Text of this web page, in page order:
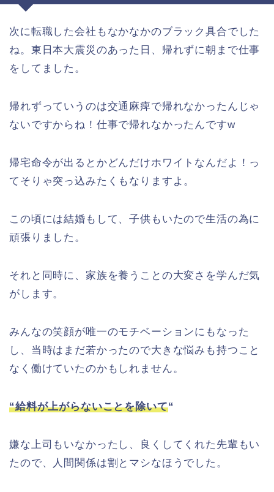
次に転職した会社もなかなかのブラック具合でした
ね。東日本大震災のあった日、帰れずに朝まで仕事
をしてました。
帰れずっていうのは交通麻痺で帰れなかったんじゃ
ないですからね！仕事で帰れなかったんですw
帰宅命令が出るとかどんだけホワイトなんだよ！っ
てそりゃ突っ込みたくもなりますよ。
この頃には結婚もして、子供もいたので生活の為に
頑張りました。
それと同時に、家族を養うことの大変さを学んだ気
がします。
みんなの笑顔が唯一のモチベーションにもなった
し、当時はまだ若かったので大きな悩みも持つこと
なく働けていたのかもしれません。
“給料が上がらないことを除いて“
嫌な上司もいなかったし、良くしてくれた先輩もい
たので、人間関係は割とマシなほうでした。